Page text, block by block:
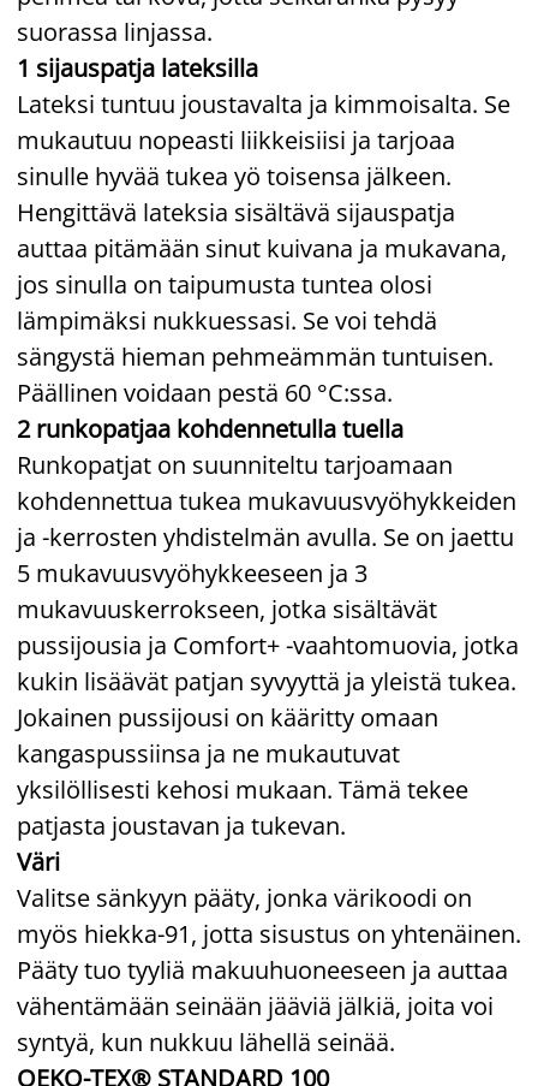
suorassa linjassa.
1 sijauspatja lateksilla
Lateksi tuntuu joustavalta ja kimmoisalta. Se
mukautuu nopeasti liikkeisiisi ja tarjoaa
sinulle hyvää tukea yö toisensa jälkeen.
Hengittävä lateksia sisältävä sijauspatja
auttaa pitämään sinut kuivana ja mukavana,
jos sinulla on taipumusta tuntea olosi
lämpimäksi nukkuessasi. Se voi tehdä
sängystä hieman pehmeämmän tuntuisen.
Päällinen voidaan pestä 60 °C:ssa.
2 runkopatjaa kohdennetulla tuella
Runkopatjat on suunniteltu tarjoamaan
kohdennettua tukea mukavuusvyöhykkeiden
ja -kerrosten yhdistelmän avulla. Se on jaettu
5 mukavuusvyöhykkeeseen ja 3
mukavuuskerrokseen, jotka sisältävät
pussijousia ja Comfort+ -vaahtomuovia, jotka
kukin lisäävät patjan syvyyttä ja yleistä tukea.
Jokainen pussijousi on kääritty omaan
kangaspussiinsa ja ne mukautuvat
yksilöllisesti kehosi mukaan. Tämä tekee
patjasta joustavan ja tukevan.
Väri
Valitse sänkyyn pääty, jonka värikoodi on
myös hiekka-91, jotta sisustus on yhtenäinen.
Pääty tuo tyyliä makuuhuoneeseen ja auttaa
vähentämään seinään jääviä jälkiä, joita voi
syntyä, kun nukkuu lähellä seinää.
OEKO-TEX® STANDARD 100